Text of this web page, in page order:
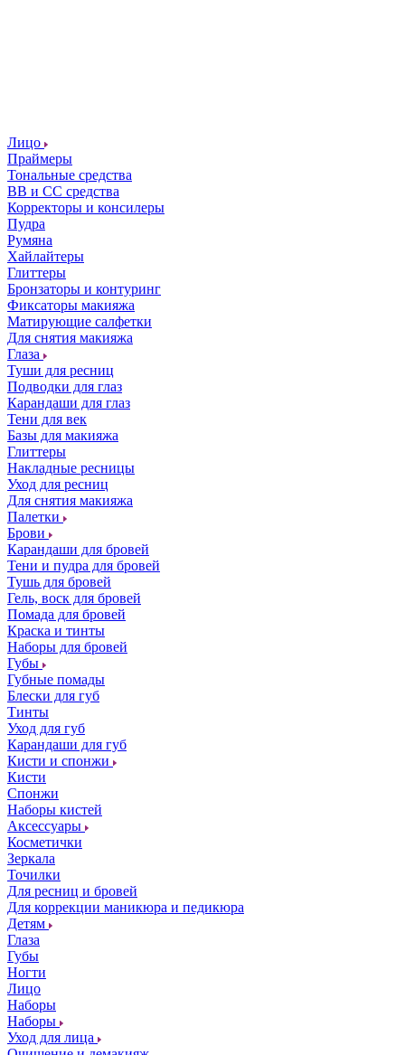
Лицо
Праймеры
Тональные средства
ВВ и СС средства
Корректоры и консилеры
Пудра
Румяна
Хайлайтеры
Глиттеры
Бронзаторы и контуринг
Фиксаторы макияжа
Матирующие салфетки
Для снятия макияжа
Глаза
Туши для ресниц
Подводки для глаз
Карандаши для глаз
Тени для век
Базы для макияжа
Глиттеры
Накладные ресницы
Уход для ресниц
Для снятия макияжа
Палетки
Брови
Карандаши для бровей
Тени и пудра для бровей
Тушь для бровей
Гель, воск для бровей
Помада для бровей
Краска и тинты
Наборы для бровей
Губы
Губные помады
Блески для губ
Тинты
Уход для губ
Карандаши для губ
Кисти и спонжи
Кисти
Спонжи
Наборы кистей
Аксессуары
Косметички
Зеркала
Точилки
Для ресниц и бровей
Для коррекции маникюра и педикюра
Детям
Глаза
Губы
Ногти
Лицо
Наборы
Наборы
Уход для лица